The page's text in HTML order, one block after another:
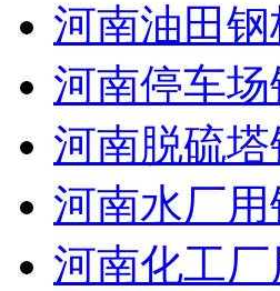
河南油田钢
河南停车场
河南脱硫塔
河南水厂用
河南化工厂